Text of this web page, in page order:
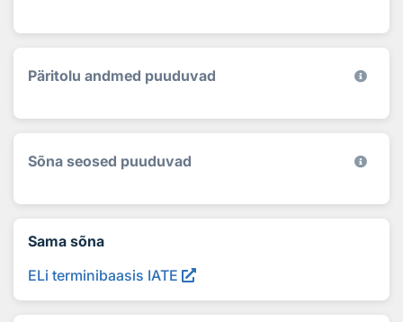
Päritolu andmed puuduvad
Sõna seosed puuduvad
Sama sõna
ELi terminibaasis IATE